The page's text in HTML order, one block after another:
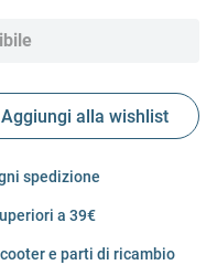
spedizione
a 39€
e parti di ricambio